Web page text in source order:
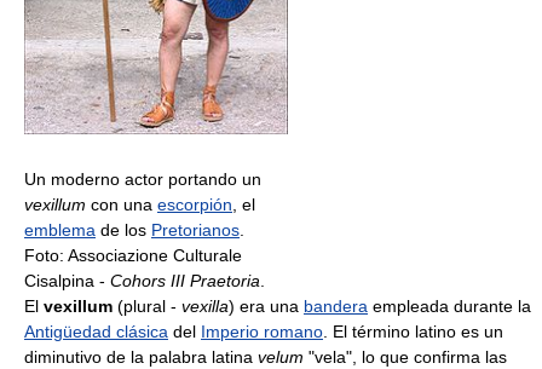
Un moderno actor portando un
vexillum con una escorpión , el
emblema de los Pretorianos
Foto: Associazione Culturale
Cisalpina - Cohors III Praetoria
El vexillum (plural - vexilla) era una bandera empleada durante la
Antigüedad clásica del Imperio romano . El término latino es un
diminutivo de la palabra latina velum "vela", lo que confirma las